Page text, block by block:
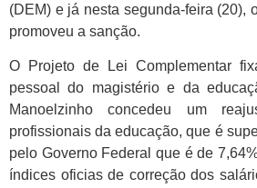
(DEM) e já nesta segunda-feira (20),
promoveu a sanção.
O Projeto de Lei Complementar
pessoal do magistério e da
Manoelzinho concedeu um
profissionais da educação, que é
pelo Governo Federal que é de
índices oficias de correção dos